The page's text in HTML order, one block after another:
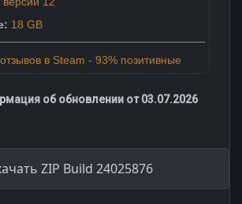
18 GB
в Steam - 93% позитивные
об обновлении от 03.07.2026
ZIP Build 24025876